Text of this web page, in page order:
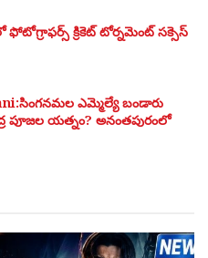
ఫోటోగ్రాఫర్స్ క్రికెట్ టోర్నమెంట్ సక్సెస్
ఎమ్మెల్యే బండారు
పూజల యత్నం? అనంతపురంలో